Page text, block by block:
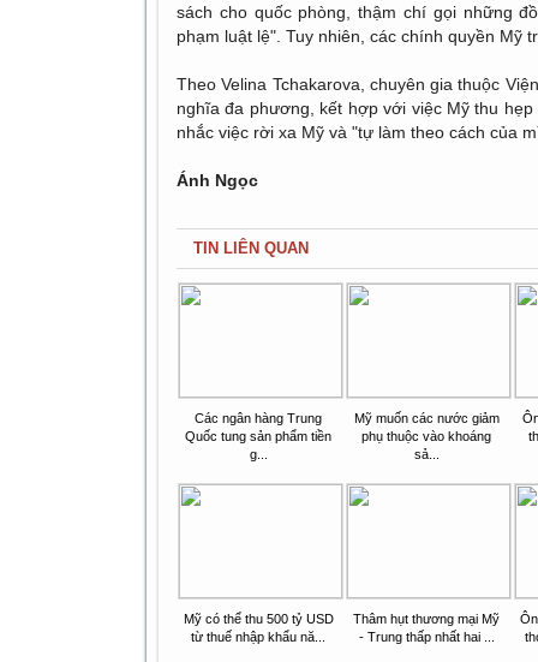
sách cho quốc phòng, thậm chí gọi những
phạm luật lệ". Tuy nhiên, các chính quyền Mỹ
Theo Velina Tchakarova, chuyên gia thuộc
nghĩa đa phương, kết hợp với việc Mỹ thu
nhắc việc rời xa Mỹ và "tự làm theo cách của
Ánh Ngọc
TIN LIÊN QUAN
Các ngân hàng Trung
Quốc tung sản phẩm tiền
g...
Mỹ muốn các nước giảm
phụ thuộc vào khoáng
sả...
Mỹ có thể thu 500 tỷ USD
từ thuế nhập khẩu nă...
Thâm hụt thương mại Mỹ
- Trung thấp nhất hai ...